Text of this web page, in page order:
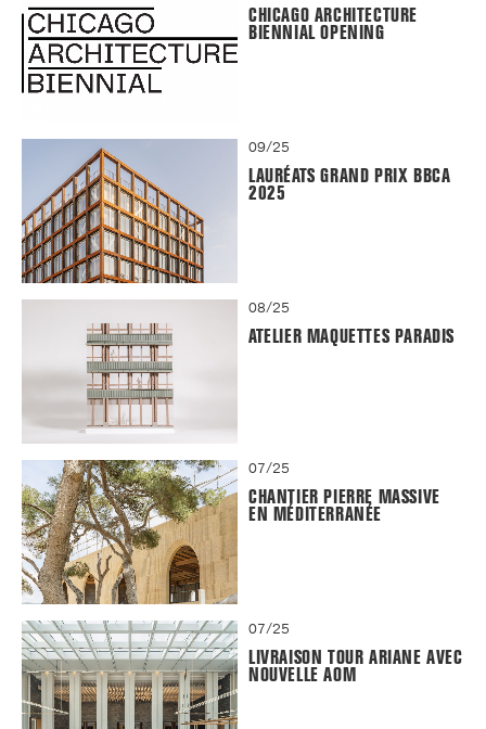
CHICAGO ARCHITECTURE
BIENNIAL OPENING
09/25
LAURÉATS GRAND PRIX BBCA
2025
08/25
ATELIER MAQUETTES PARADIS
07/25
CHANTIER PIERRE MASSIVE
EN MÉDITERRANÉE
07/25
LIVRAISON TOUR ARIANE AVEC
NOUVELLE AOM